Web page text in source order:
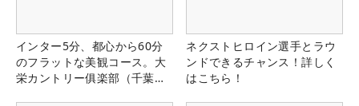
インター5分、都心から60分
のフラットな美観コース。大
栄カントリー俱楽部（千葉
ネクストヒロイン選手とラウ
ンドできるチャンス！詳しく
はこちら！